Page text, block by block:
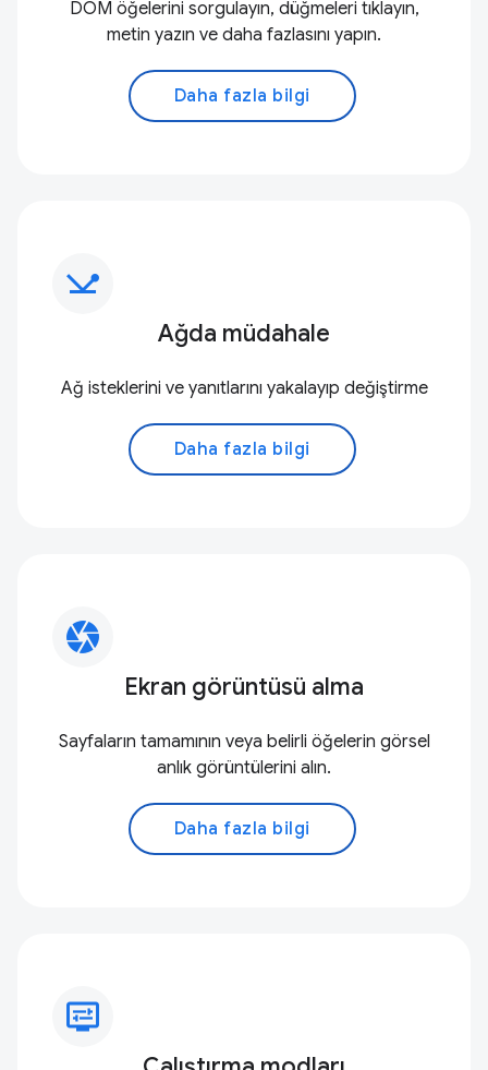
DOM öğelerini sorgulayın, düğmeleri tıklayın,
metin yazın ve daha fazlasını yapın.
Daha fazla bilgi
network_ping
Ağda müdahale
Ağ isteklerini ve yanıtlarını yakalayıp değiştirme
Daha fazla bilgi
camera
Ekran görüntüsü alma
Sayfaların tamamının veya belirli öğelerin görsel
anlık görüntülerini alın.
Daha fazla bilgi
display_settings